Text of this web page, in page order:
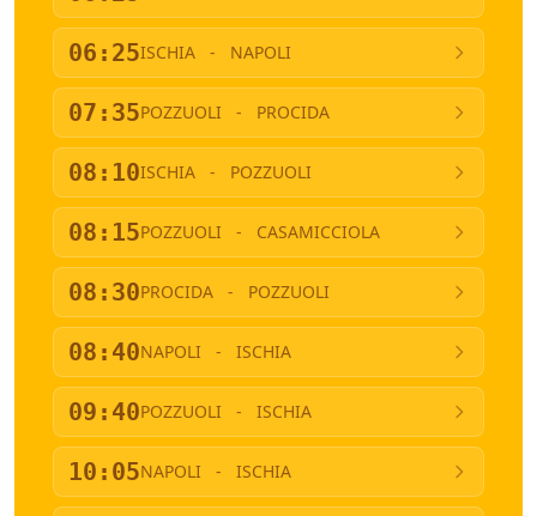
06:25ISCHIA - NAPOLI
07:35POZZUOLI - PROCIDA
08:10ISCHIA - POZZUOLI
08:15POZZUOLI - CASAMICCIOLA
08:30PROCIDA - POZZUOLI
08:40NAPOLI - ISCHIA
09:40POZZUOLI - ISCHIA
10:05NAPOLI - ISCHIA